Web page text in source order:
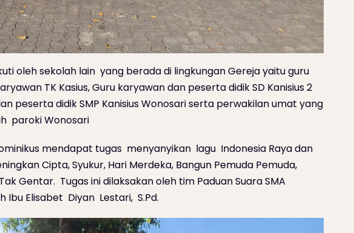
oleh sekolah lain yang berada di lingkungan Gereja yaitu guru
TK Kasius, Guru karyawan dan peserta didik SD Kanisius 2
peserta didik SMP Kanisius Wonosari serta perwakilan umat yang
paroki Wonosari
mendapat tugas menyanyikan lagu Indonesia Raya dan
Cipta, Syukur, Hari Merdeka, Bangun Pemuda Pemuda,
Gentar. Tugas ini dilaksakan oleh tim Paduan Suara SMA
Ibu Elisabet Diyan Lestari, S.Pd.